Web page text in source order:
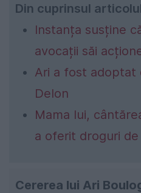
Din cuprinsul
Instanța susține
avocații săi
Ari a fost adoptat
Delon
Mama lui,
a oferit droguri de
Cererea lui Ari